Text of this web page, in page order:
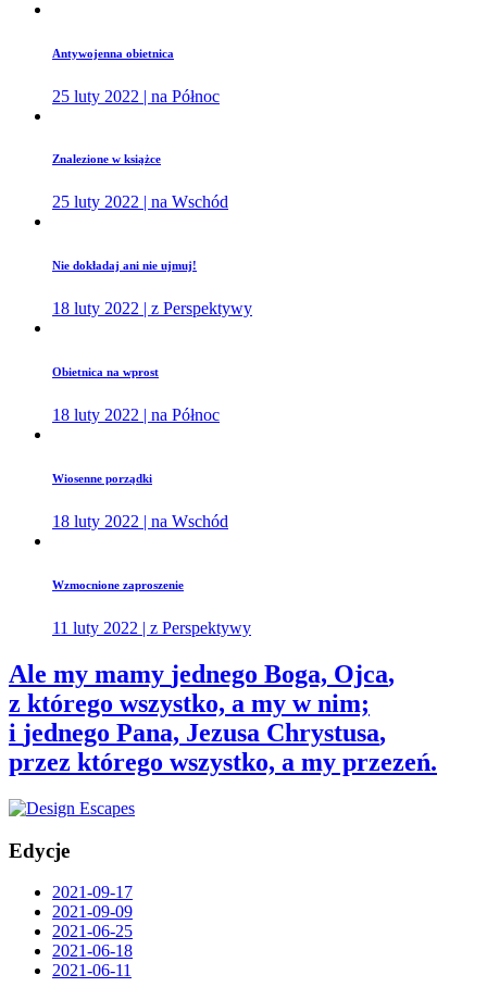
Antywojenna obietnica
25 luty 2022 | na Północ
Znalezione w książce
25 luty 2022 | na Wschód
Nie dokładaj ani nie ujmuj!
18 luty 2022 | z Perspektywy
Obietnica na wprost
18 luty 2022 | na Północ
Wiosenne porządki
18 luty 2022 | na Wschód
Wzmocnione zaproszenie
11 luty 2022 | z Perspektywy
Ale my mamy jednego Boga, Ojca,
z którego wszystko, a my w nim;
i jednego Pana, Jezusa Chrystusa,
przez którego wszystko, a my przezeń.
Edycje
2021-09-17
2021-09-09
2021-06-25
2021-06-18
2021-06-11